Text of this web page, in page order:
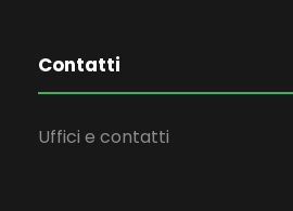
Contatti
Uffici e contatti